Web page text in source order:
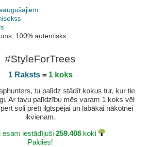
100% autentisks
#StyleForTrees
1 Raksts= 1 koks
tu palīdz stādīt kokus tur, kur tie
Ar tavu palīdzību mēs varam 1 koks vēl
soli pretī ilgtspējai un labākai nākotnei
ikvienam.
esam iestādījuši 259.408 koki
Paldies!